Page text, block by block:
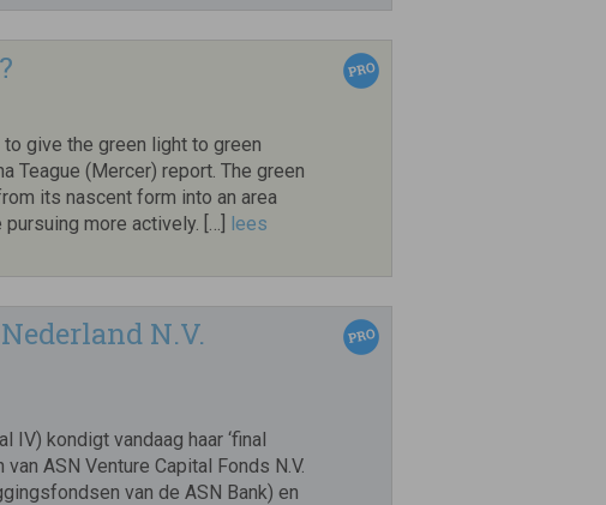
give the green light to green
Teague (Mercer) report. The green
its nascent form into an area
more actively. […] lees
N.V.
IV) kondigt vandaag haar ‘final
ASN Venture Capital Fonds N.V.
van de ASN Bank) en